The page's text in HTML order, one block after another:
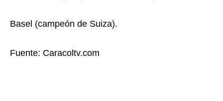
Basel (campeón de Suiza).
Fuente: Caracoltv.com